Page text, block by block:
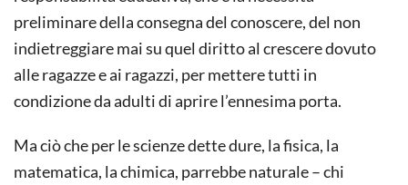
preliminare della consegna del conoscere, del non
indietreggiare mai su quel diritto al crescere dovuto
alle ragazze e ai ragazzi, per mettere tutti in
condizione da adulti di aprire l’ennesima porta.
Ma ciò che per le scienze dette dure, la fisica, la
matematica, la chimica, parrebbe naturale – chi